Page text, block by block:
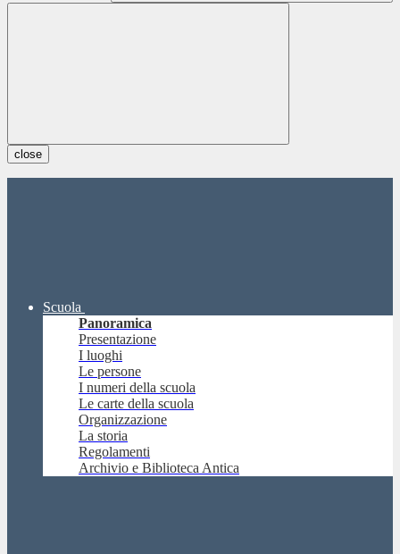
close
Scuola
Panoramica
Presentazione
I luoghi
Le persone
I numeri della scuola
Le carte della scuola
Organizzazione
La storia
Regolamenti
Archivio e Biblioteca Antica